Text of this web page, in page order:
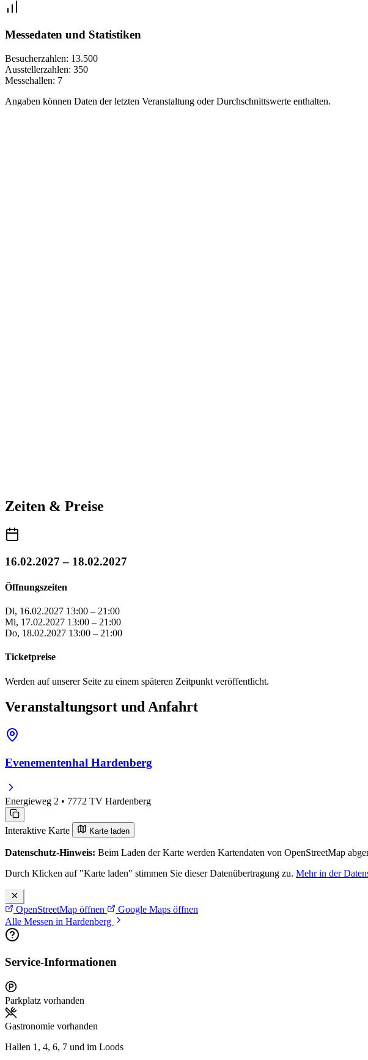
Messedaten und Statistiken
Besucherzahlen: 13.500
Ausstellerzahlen: 350
Messehallen: 7
Angaben können Daten der letzten Veranstaltung oder Durchschnittswerte enthalten.
Zeiten & Preise
16.02.2027 – 18.02.2027
Öffnungszeiten
Di, 16.02.2027 13:00 – 21:00
Mi, 17.02.2027 13:00 – 21:00
Do, 18.02.2027 13:00 – 21:00
Ticketpreise
Werden auf unserer Seite zu einem späteren Zeitpunkt veröffentlicht.
Veranstaltungsort und Anfahrt
Evenementenhal Hardenberg
Energieweg 2 • 7772 TV Hardenberg
Interaktive Karte Karte laden
Datenschutz-Hinweis: Beim Laden der Karte werden Kartendaten von OpenStreetMap
Durch Klicken auf "Karte laden" stimmen Sie dieser Datenübertragung zu. Mehr in der
OpenStreetMap öffnen
Google Maps öffnen
Alle Messen in Hardenberg
Service-Informationen
Parkplatz vorhanden
Gastronomie vorhanden
Hallen 1, 4, 6, 7 und im Loods